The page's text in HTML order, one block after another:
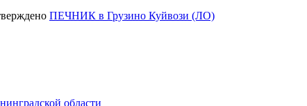
ПЕЧНИК в Грузино Куйвози (ЛО)
области